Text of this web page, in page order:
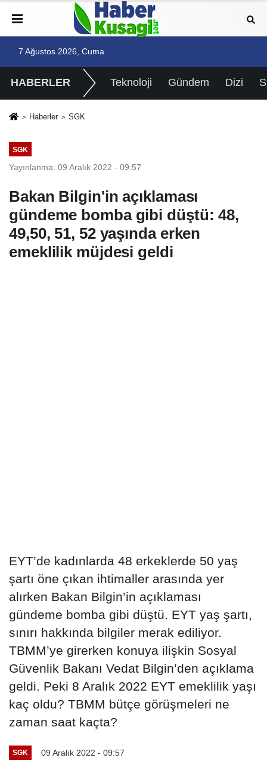
7 Ağustos 2026, Cuma
HABERLER Teknoloji Gündem Dizi
Haberler SGK
SGK
Yayınlanma: 09 Aralık 2022 - 09:57
Bakan Bilgin'in açıklaması
gündeme bomba gibi düştü: 48,
49,50, 51, 52 yaşında erken
emeklilik müjdesi geldi
EYT’de kadınlarda 48 erkeklerde 50 yaş
şartı öne çıkan ihtimaller arasında yer
alırken Bakan Bilgin’in açıklaması
gündeme bomba gibi düştü. EYT yaş şartı,
sınırı hakkında bilgiler merak ediliyor.
TBMM’ye girerken konuya ilişkin Sosyal
Güvenlik Bakanı Vedat Bilgin’den açıklama
geldi. Peki 8 Aralık 2022 EYT emeklilik yaşı
kaç oldu? TBMM bütçe görüşmeleri ne
zaman saat kaçta?
SGK 09 Aralık 2022 - 09:57